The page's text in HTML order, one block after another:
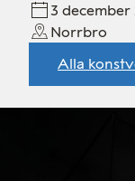
3 december
Norrbro
Alla